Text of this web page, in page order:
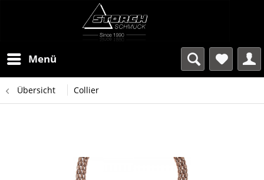
Menü
Übersicht Collier